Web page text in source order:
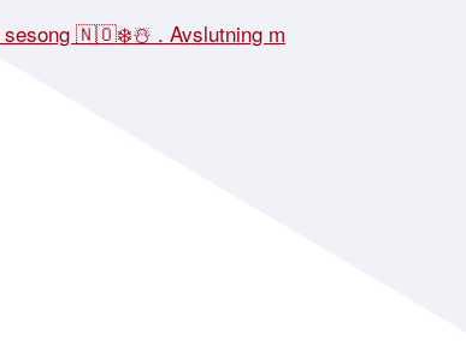
sesong 🇳🇴❄️☃️ . Avslutning m